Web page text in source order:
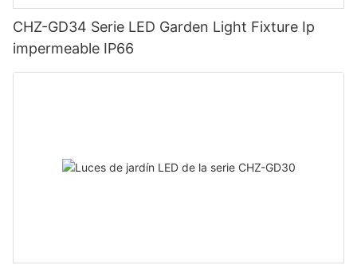
CHZ-GD34 Serie LED Garden Light Fixture Ip
impermeable IP66